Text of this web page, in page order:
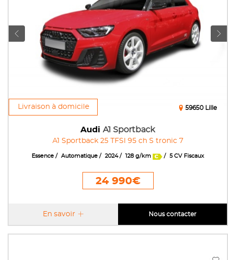
Livraison à domicile
Audi A1 Sportback
A1 Sportback 25 TFSI 95 ch S tronic 7
59650 Lille
Essence Automatique 2024 128 g/km 5 CV Fiscaux
24 990€
En savoir Nous contacter